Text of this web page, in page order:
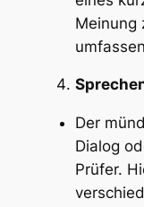
Meinung
Der
Dialog
Prüfer.